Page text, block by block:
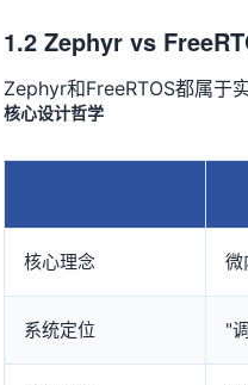
1.2 Zephyr vs
Zephyr和FreeRTOS都属于
核心设计哲学
核心理念 微
系统定位 "